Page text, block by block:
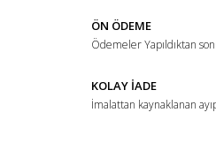
ÖN ÖDEME
Ödemeler Yapıldıktan
KOLAY İADE
İmalattan kaynaklanan